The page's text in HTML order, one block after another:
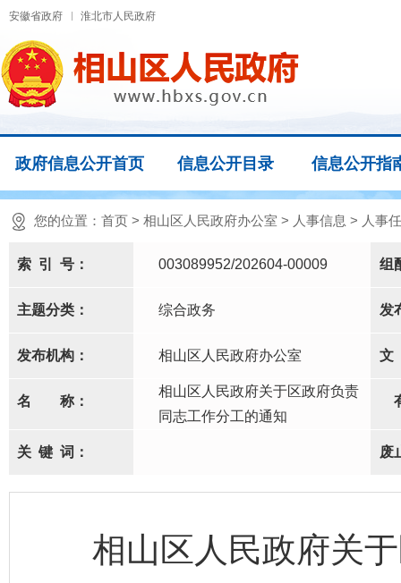
安徽省政府 淮北市人民政府
政府信息公开首页 信息公开目录 信息公开指
您的位置： 首页 > 相山区人民政府办公室 > 人事信息 > 人事
索 引 号： 003089952/202604-00009 组
主题分类： 综合政务 发
发布机构： 相山区人民政府办公室 文
名 称：
相山区人民政府关于区政府负责
同志工作分工的通知
关 键 词： 废
相山区人民政府关